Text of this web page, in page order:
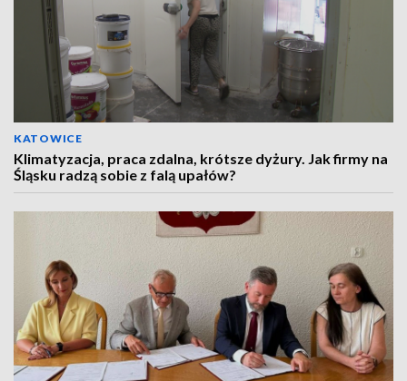
KATOWICE
Klimatyzacja, praca zdalna, krótsze dyżury. Jak firmy na
Śląsku radzą sobie z falą upałów?